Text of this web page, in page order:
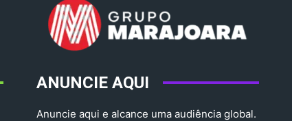
ANUNCIE AQUI
Anuncie aqui e alcance uma audiência global.